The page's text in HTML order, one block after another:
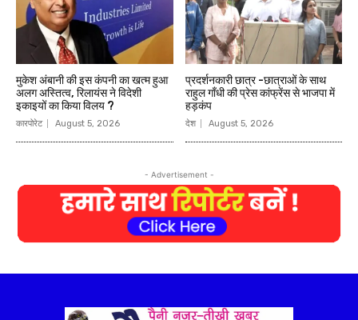
मुकेश अंबानी की इस कंपनी का खत्म हुआ
अलग अस्तित्व, रिलायंस ने विदेशी
इकाइयों का किया विलय ?
कारपोरेट August 5, 2026
प्रदर्शनकारी छात्र -छात्राओं के साथ
राहुल गाँधी की प्रेस कांफ्रेंस से भाजपा में
हड़कंप
देश August 5, 2026
- Advertisement -